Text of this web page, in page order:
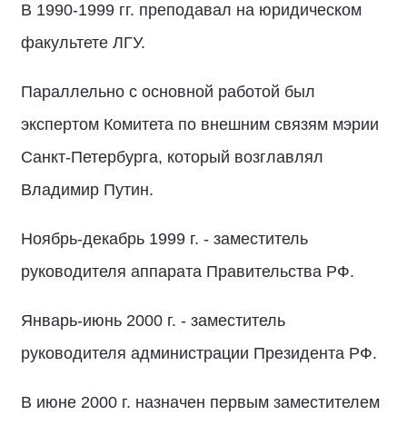
В 1990-1999 гг. преподавал на юридическом
факультете ЛГУ.
Параллельно с основной работой был
экспертом Комитета по внешним связям мэрии
Санкт-Петербурга, который возглавлял
Владимир Путин.
Ноябрь-декабрь 1999 г. - заместитель
руководителя аппарата Правительства РФ.
Январь-июнь 2000 г. - заместитель
руководителя администрации Президента РФ.
В июне 2000 г. назначен первым заместителем